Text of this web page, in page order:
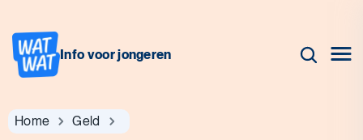
Info voor jongeren
Home Geld